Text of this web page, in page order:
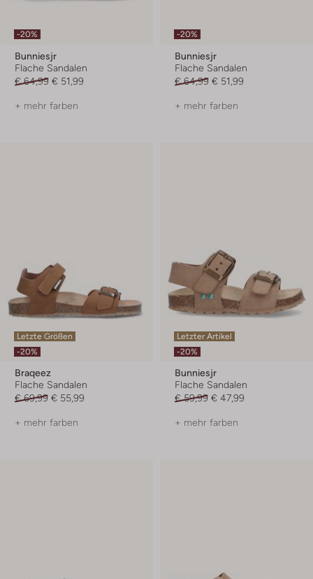
-20%
Bunniesjr
Flache Sandalen
€ 64,99 € 51,99
+ mehr farben
-20%
Bunniesjr
Flache Sandalen
€ 64,99 € 51,99
+ mehr farben
Letzte Größen
-20%
Braqeez
Flache Sandalen
€ 69,99 € 55,99
+ mehr farben
Letzter Artikel
-20%
Bunniesjr
Flache Sandalen
€ 59,99 € 47,99
+ mehr farben